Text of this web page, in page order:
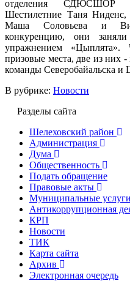
отделения СДЮСШОР
Шестилетние Таня
Маша Соловьева и
конкуренцию, они
упражнением «Цыплята».
призовые места, две из них
команды Северобайальска и
В рубрике: Новости
Разделы сайта
Шелеховский район
Администрация
Дума
Общественность
Подать обращение
Правовые акты
Муниципальные услуги
Антикоррупционная
КРП
Новости
ТИК
Карта сайта
Архив
Электронная очередь